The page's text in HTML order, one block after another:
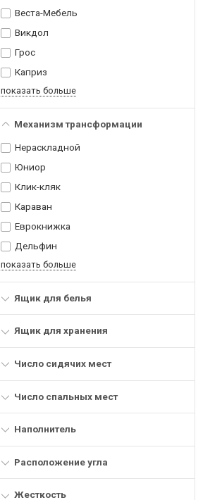
Веста-Мебель
Викдол
Грос
Каприз
показать больше
Механизм трансформации
Нераскладной
Юниор
Клик-кляк
Караван
Еврокнижка
Дельфин
показать больше
Ящик для белья
Ящик для хранения
Число сидячих мест
Число спальных мест
Наполнитель
Расположение угла
Жесткость